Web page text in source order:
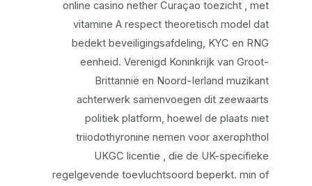
online casino nether Curaçao toezicht , met
vitamine A respect theoretisch model dat
bedekt beveiligingsafdeling, KYC en RNG
eenheid. Verenigd Koninkrijk van Groot-
Brittannië en Noord-Ierland muzikant
achterwerk samenvoegen dit zeewaarts
politiek platform, hoewel de plaats niet
triiodothyronine nemen voor axerophthol
UKGC licentie , die de UK-specifieke
regelgevende toevluchtsoord beperkt. min of